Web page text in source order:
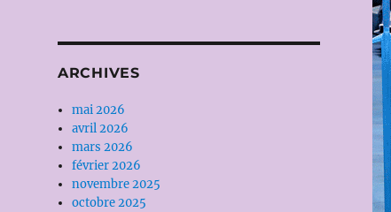
ARCHIVES
mai 2026
avril 2026
mars 2026
février 2026
novembre 2025
octobre 2025